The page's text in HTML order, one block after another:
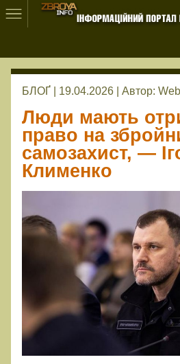
БЛОҐ | 19.04.2026 | Автор:
Люди мають
право на
самозахист, —
Клименко